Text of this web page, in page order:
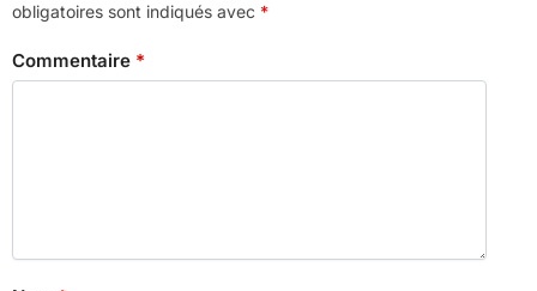
obligatoires sont indiqués avec *
Commentaire *